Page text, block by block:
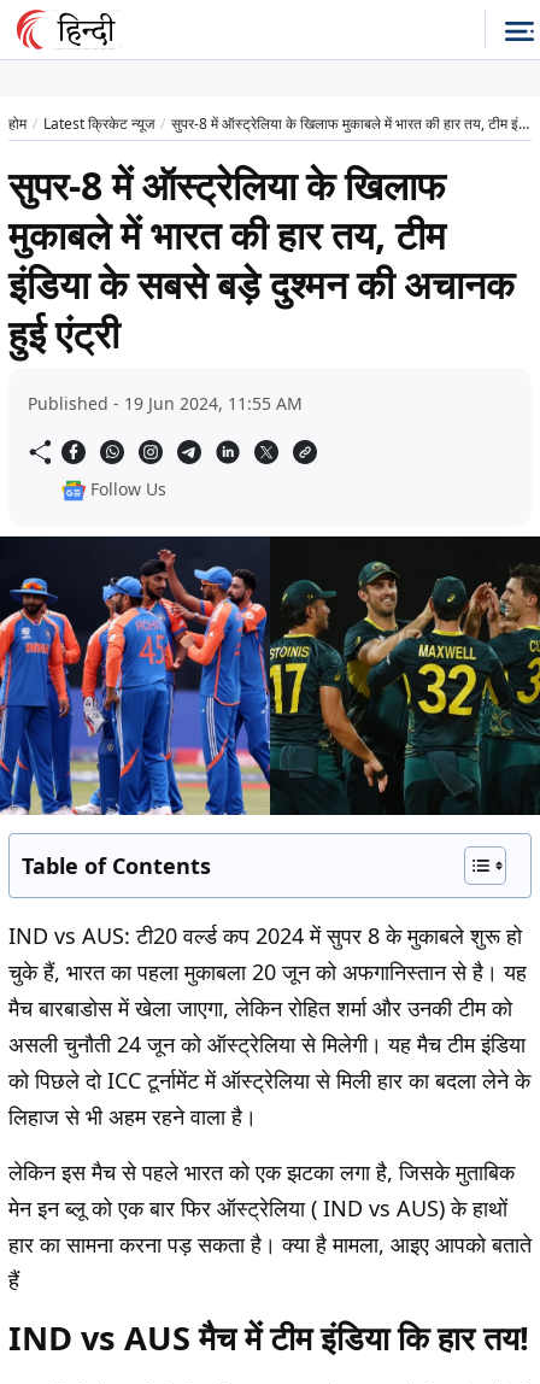
होम Latest क्रिकेट न्यूज सुपर-8 में ऑस्ट्रेलिया के खिलाफ मुकाबले में भारत की हार तय, टीम इंडिया के सबसे बड़े दुश्मन की अचानक हुई एंट्री
सुपर-8 में ऑस्ट्रेलिया के खिलाफ
मुकाबले में भारत की हार तय, टीम
इंडिया के सबसे बड़े दुश्मन की अचानक
हुई एंट्री
Published - 19 Jun 2024, 11:55 AM
Follow Us
Table of Contents
IND vs AUS: टी20 वर्ल्ड कप 2024 में सुपर 8 के मुकाबले शुरू हो
चुके हैं, भारत का पहला मुकाबला 20 जून को अफगानिस्तान से है। यह
मैच बारबाडोस में खेला जाएगा, लेकिन रोहित शर्मा और उनकी टीम को
असली चुनौती 24 जून को ऑस्ट्रेलिया से मिलेगी। यह मैच टीम इंडिया
को पिछले दो ICC टूर्नामेंट में ऑस्ट्रेलिया से मिली हार का बदला लेने के
लिहाज से भी अहम रहने वाला है।
लेकिन इस मैच से पहले भारत को एक झटका लगा है, जिसके मुताबिक
मेन इन ब्लू को एक बार फिर ऑस्ट्रेलिया ( IND vs AUS) के हाथों
हार का सामना करना पड़ सकता है। क्या है मामला, आइए आपको बताते
हैं
IND vs AUS मैच में टीम इंडिया कि हार तय!